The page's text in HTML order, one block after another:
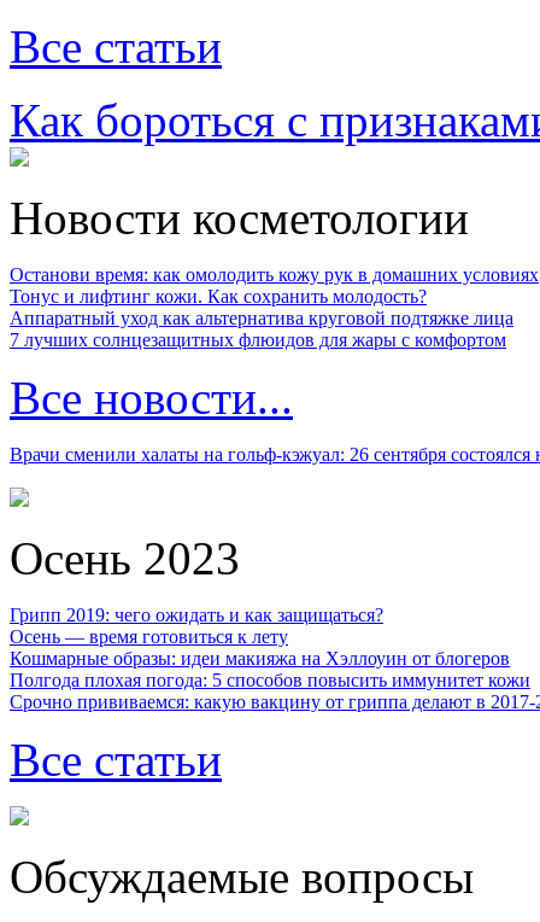
Все статьи
Как бороться с
Новости косметологии
Останови время: как омолодить кожу рук в домашних условиях
Тонус и лифтинг кожи. Как сохранить молодость?
Аппаратный уход как альтернатива круговой подтяжке лица
7 лучших солнцезащитных флюидов для жары с комфортом
Все новости...
Врачи сменили халаты на гольф-кэжуал: 26 сентября
Осень 2023
Грипп 2019: чего ожидать и как защищаться?
Осень — время готовиться к лету
Кошмарные образы: идеи макияжа на Хэллоуин от блогеров
Полгода плохая погода: 5 способов повысить иммунитет кожи
Срочно прививаемся: какую вакцину от гриппа делают в 2017-
Все статьи
Обсуждаемые вопросы